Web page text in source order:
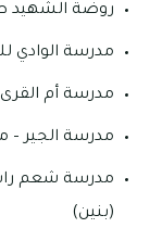
روضة الشهيد
مدرسة الوادي
مدرسة أم القرى
مدرسة الجير –
مدرسة شعم راس
(بنين)